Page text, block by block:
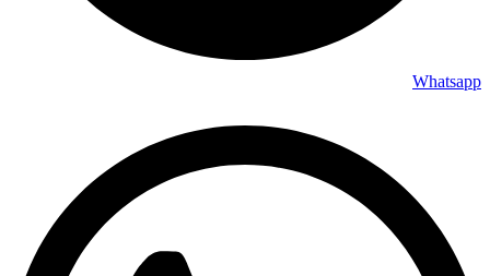
Whatsapp